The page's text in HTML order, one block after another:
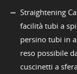
Straightening
facilità tubi a
persino tubi in
reso possibile
cuscinetti a